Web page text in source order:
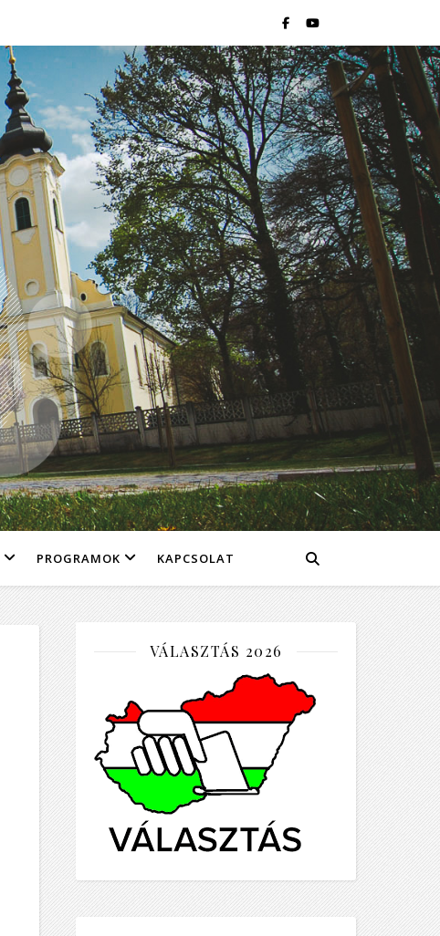
PROGRAMOK KAPCSOLAT
VÁLASZTÁS 2026